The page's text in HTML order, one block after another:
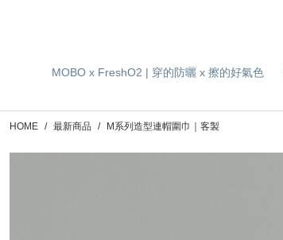
MOBO x FreshO2 | 穿的防曬 x 擦的好氣色
HOME 最新商品 M系列造型連帽圍巾｜客製